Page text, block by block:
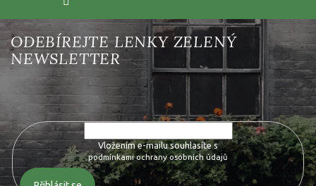
Vložte svůj e-mail a my vám budeme zasílat informace o nových
produktech na našem e-shopu.
Vložením e-mailu souhlasíte s
podmínkami ochrany osobních údajů